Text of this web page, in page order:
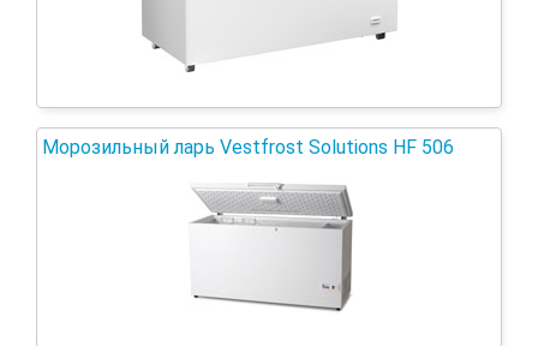
Морозильный ларь Vestfrost Solutions HF 506